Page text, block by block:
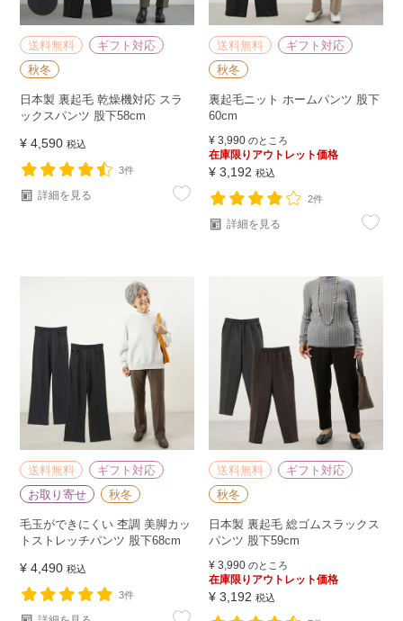
送料無料
ギフト対応
秋冬
日本製 裏起毛 乾燥機対応 スラ
ックスパンツ 股下58cm
¥ 4,590 税込
3件
詳細を見る
送料無料
ギフト対応
秋冬
裏起毛ニット ホームパンツ 股下
60cm
¥ 3,990 のところ
在庫限りアウトレット価格
¥ 3,192 税込
2件
詳細を見る
送料無料
ギフト対応
お取り寄せ
秋冬
毛玉ができにくい 杢調 美脚カッ
トストレッチパンツ 股下68cm
¥ 4,490 税込
3件
送料無料
ギフト対応
秋冬
日本製 裏起毛 総ゴムスラックス
パンツ 股下59cm
¥ 3,990 のところ
在庫限りアウトレット価格
¥ 3,192 税込